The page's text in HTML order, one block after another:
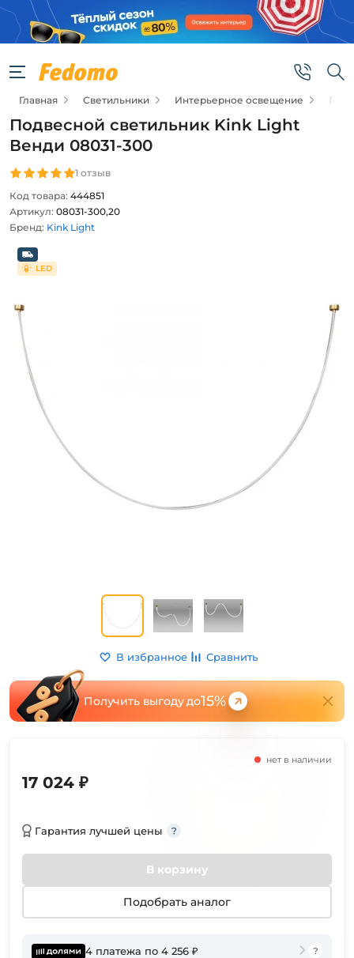
Главная Светильники Интерьерное освещение
Подвесной светильник Kink Light
Венди 08031-300
1 отзыв
Код товара: 444851
Артикул: 08031-300,20
Бренд: Kink Light
В избранное Сравнить
Получить выгоду до15%
нет в наличии
17 024 ₽
Гарантия лучшей цены
В корзину
Подобрать аналог
4 платежа по 4 256 ₽